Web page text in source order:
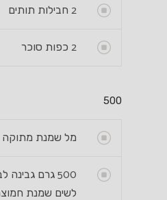
2 חבילות תותים
2 כפות סוכר
500
מל שמנת מתוקה
500
לשים שמנת